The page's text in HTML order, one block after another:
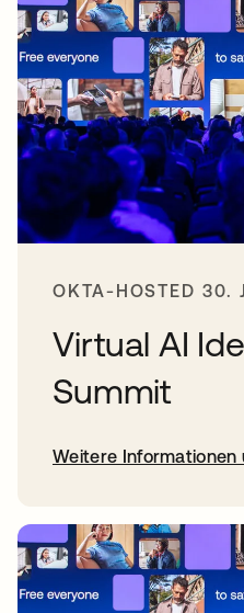
OKTA-HOSTED 30.
Virtual AI
Summit
Weitere Informationen